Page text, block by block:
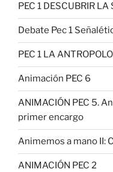
PEC 1 DESCUBRIR
Debate Pec 1
PEC 1 LA
Animación PEC 6
ANIMACIÓN PEC 5.
primer encargo
Animemos a mano II:
ANIMACIÓN PEC 2